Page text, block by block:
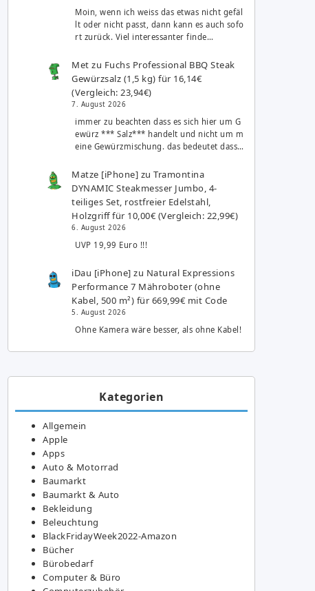
Moin, wenn ich weiss das etwas nicht gefäl
lt oder nicht passt, dann kann es auch sofo
rt zurück. Viel interessanter finde…
Met zu Fuchs Professional BBQ Steak
Gewürzsalz (1,5 kg) für 16,14€
(Vergleich: 23,94€)
7. August 2026
immer zu beachten dass es sich hier um G
ewürz *** Salz*** handelt und nicht um m
eine Gewürzmischung. das bedeutet dass…
Matze [iPhone] zuTramontina
DYNAMIC Steakmesser Jumbo, 4-
teiliges Set, rostfreier Edelstahl,
Holzgriff für 10,00€ (Vergleich: 22,99€)
6. August 2026
UVP 19,99 Euro !!!
iDau [iPhone] zu Natural Expressions
Performance 7 Mähroboter (ohne
Kabel, 500 m²) für 669,99€ mit Code
5. August 2026
Ohne Kamera wäre besser, als ohne Kabel!
Kategorien
Allgemein
Apple
Apps
Auto & Motorrad
Baumarkt
Baumarkt & Auto
Bekleidung
Beleuchtung
BlackFridayWeek2022-Amazon
Bücher
Bürobedarf
Computer & Büro